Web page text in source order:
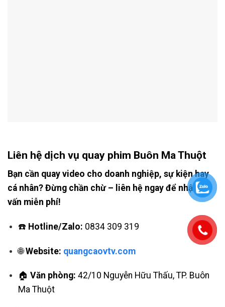
Liên hệ dịch vụ quay phim Buôn Ma Thuột
Bạn cần quay video cho doanh nghiệp, sự kiện hay
cá nhân? Đừng chần chừ – liên hệ ngay để nhận tư
vấn miễn phí!
☎️ Hotline/Zalo: 0834 309 319
🌐Website: quangcaovtv.com
🏠 Văn phòng: 42/10 Nguyễn Hữu Thấu, TP. Buôn
Ma Thuột